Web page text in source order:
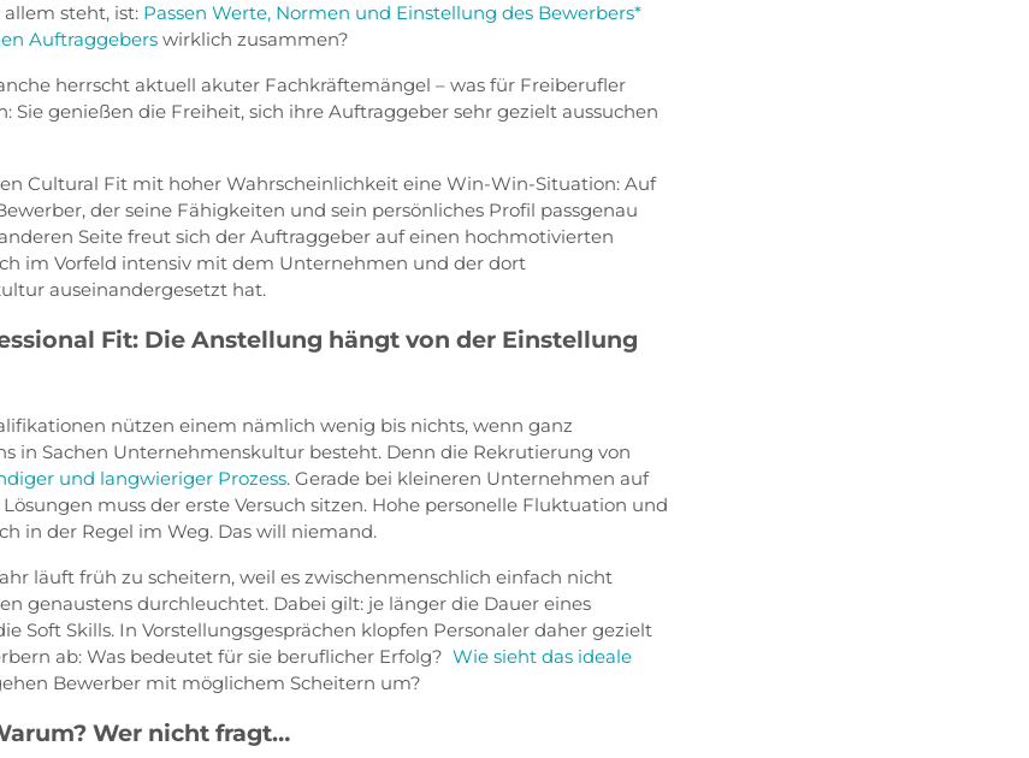
steht, ist: Passen Werte, Normen und Einstellung des Bewerbers*
Auftraggebers wirklich zusammen?
herrscht aktuell akuter Fachkräftemängel – was für Freiberufler
Sie genießen die Freiheit, sich ihre Auftraggeber sehr gezielt aussuchen
Cultural Fit mit hoher Wahrscheinlichkeit eine Win-Win-Situation: Auf
der seine Fähigkeiten und sein persönliches Profil passgenau
Seite freut sich der Auftraggeber auf einen hochmotivierten
im Vorfeld intensiv mit dem Unternehmen und der dort
auseinandergesetzt hat.
Fit: Die Anstellung hängt von der Einstellung
nützen einem nämlich wenig bis nichts, wenn ganz
in Sachen Unternehmenskultur besteht. Denn die Rekrutierung von
und langwieriger Prozess. Gerade bei kleineren Unternehmen auf
muss der erste Versuch sitzen. Hohe personelle Fluktuation und
in der Regel im Weg. Das will niemand.
läuft früh zu scheitern, weil es zwischenmenschlich einfach nicht
genaustens durchleuchtet. Dabei gilt: je länger die Dauer eines
Soft Skills. In Vorstellungsgesprächen klopfen Personaler daher gezielt
ab: Was bedeutet für sie beruflicher Erfolg? Wie sieht das ideale
Bewerber mit möglichem Scheitern um?
Wer nicht fragt…